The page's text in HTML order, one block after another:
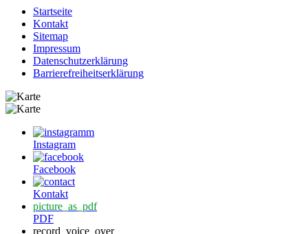
Startseite
Kontakt
Sitemap
Impressum
Datenschutzerklärung
Barrierefreiheitserklärung
Instagram
Facebook
Kontakt
picture_as_pdf
PDF
record_voice_over